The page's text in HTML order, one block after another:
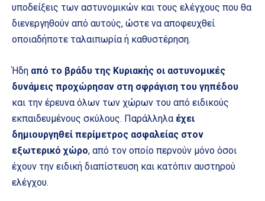
υποδείξεις των αστυνομικών και τους ελέγχους που θα
διενεργηθούν από αυτούς, ώστε να αποφευχθεί
οποιαδήποτε ταλαιπωρία ή καθυστέρηση.
Ήδη από το βράδυ της Κυριακής οι αστυνομικές
δυνάμεις προχώρησαν στη σφράγιση του γηπέδου
και την έρευνα όλων των χώρων του από ειδικούς
εκπαιδευμένους σκύλους. Παράλληλα έχει
δημιουργηθεί περίμετρος ασφαλείας στον
εξωτερικό χώρο, από τον οποίο περνούν μόνο όσοι
έχουν την ειδική διαπίστευση και κατόπιν αυστηρού
ελέγχου.